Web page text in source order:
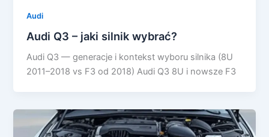
Audi
Audi Q3 – jaki silnik wybrać?
Audi Q3 — generacje i kontekst wyboru silnika (8U
2011–2018 vs F3 od 2018) Audi Q3 8U i nowsze F3